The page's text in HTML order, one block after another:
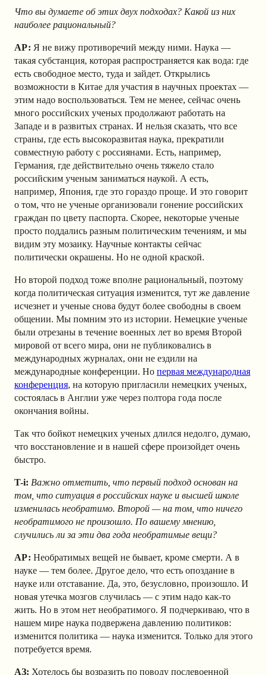
Что вы думаете об этих двух подходах? Какой из них
наиболее рациональный?
АР: Я не вижу противоречий между ними. Наука —
такая субстанция, которая распространяется как вода: где
есть свободное место, туда и зайдет. Открылись
возможности в Китае для участия в научных проектах —
этим надо воспользоваться. Тем не менее, сейчас очень
много российских ученых продолжают работать на
Западе и в развитых странах. И нельзя сказать, что все
страны, где есть высокоразвитая наука, прекратили
совместную работу с россиянами. Есть, например,
Германия, где действительно очень тяжело стало
российским ученым заниматься наукой. А есть,
например, Япония, где это гораздо проще. И это говорит
о том, что не ученые организовали гонение российских
граждан по цвету паспорта. Скорее, некоторые ученые
просто поддались разным политическим течениям, и мы
видим эту мозаику. Научные контакты сейчас
политически окрашены. Но не одной краской.
Но второй подход тоже вполне рациональный, поэтому
когда политическая ситуация изменится, тут же давление
исчезнет и ученые снова будут более свободны в своем
общении. Мы помним это из истории. Немецкие ученые
были отрезаны в течение военных лет во время Второй
мировой от всего мира, они не публиковались в
международных журналах, они не ездили на
международные конференции. Но первая международная
конференция, на которую пригласили немецких ученых,
состоялась в Англии уже через полтора года после
окончания войны.
Так что бойкот немецких ученых длился недолго, думаю,
что восстановление и в нашей сфере произойдет очень
быстро.
T-i: Важно отметить, что первый подход основан на
том, что ситуация в российских науке и высшей школе
изменилась необратимо. Второй — на том, что ничего
необратимого не произошло. По вашему мнению,
случились ли за эти два года необратимые вещи?
АР: Необратимых вещей не бывает, кроме смерти. А в
науке — тем более. Другое дело, что есть опоздание в
науке или отставание. Да, это, безусловно, произошло. И
новая утечка мозгов случилась — с этим надо как-то
жить. Но в этом нет необратимого. Я подчеркиваю, что в
нашем мире наука подвержена давлению политиков:
изменится политика — наука изменится. Только для этого
потребуется время.
АЗ: Хотелось бы возразить по поводу послевоенной